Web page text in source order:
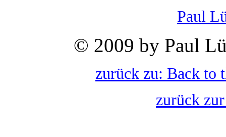
Paul
© 2009 by Paul
zurück zu: Back to
zurück